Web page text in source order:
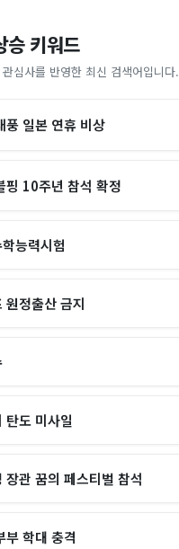
승 키워드
심사를 반영한 최신 검색어입니다.
풍 일본 연휴 비상
핑 10주년 참석 확정
능력시험
원정출산 금지
탄도 미사일
장관 꿈의 페스티벌 참석
부 학대 충격